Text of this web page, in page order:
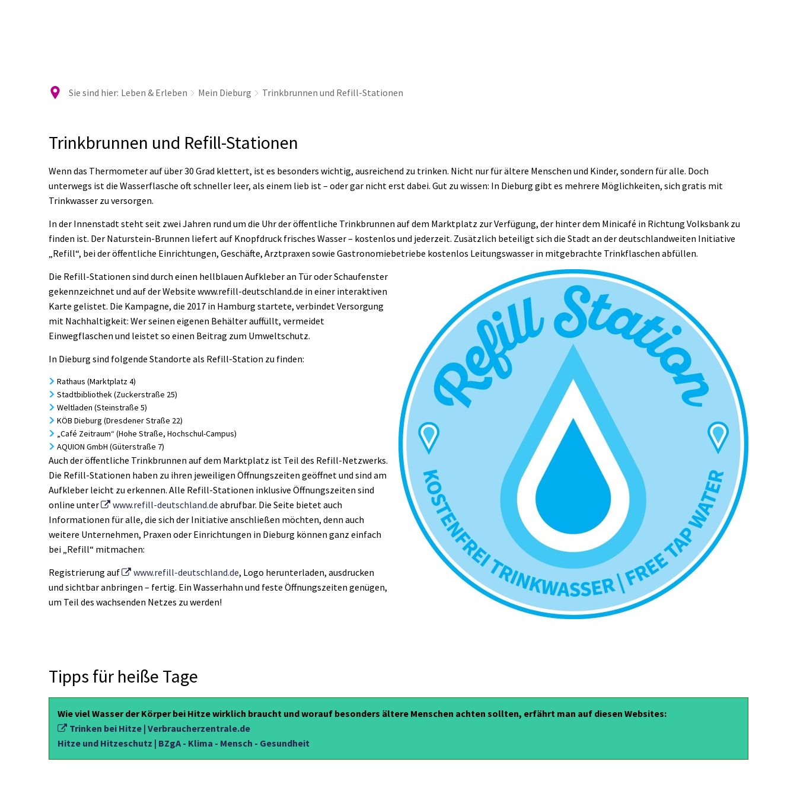
Sie sind hier: Leben & Erleben Mein Dieburg Trinkbrunnen und Refill-Stationen
Trinkbrunnen
Stationen
Trinkbrunnen und Refill-Stationen
Wenn das Thermometer auf über 30 Grad klettert, ist es besonders wichtig, ausreichend zu trinken. Nicht nur für ältere Menschen und Kinder, sondern für alle. Doch
unterwegs ist die Wasserflasche oft schneller leer, als einem lieb ist – oder gar nicht erst dabei. Gut zu wissen: In Dieburg gibt es mehrere Möglichkeiten, sich gratis mit
Trinkwasser zu versorgen.
In der Innenstadt steht seit zwei Jahren rund um die Uhr der öffentliche Trinkbrunnen auf dem Marktplatz zur Verfügung, der hinter dem Minicafé in Richtung Volksbank zu
finden ist. Der Naturstein-Brunnen liefert auf Knopfdruck frisches Wasser – kostenlos und jederzeit. Zusätzlich beteiligt sich die Stadt an der deutschlandweiten Initiative
„Refill“, bei der öffentliche Einrichtungen, Geschäfte, Arztpraxen sowie Gastronomiebetriebe kostenlos Leitungswasser in mitgebrachte Trinkflaschen abfüllen.
Die Refill-Stationen sind durch einen hellblauen Aufkleber an Tür oder Schaufenster
gekennzeichnet und auf der Website www.refill-deutschland.de in einer interaktiven
Karte gelistet. Die Kampagne, die 2017 in Hamburg startete, verbindet Versorgung
mit Nachhaltigkeit: Wer seinen eigenen Behälter auffüllt, vermeidet
Einwegflaschen und leistet so einen Beitrag zum Umweltschutz.
In Dieburg sind folgende Standorte als Refill-Station zu finden:
Rathaus (Marktplatz 4)
Stadtbibliothek (Zuckerstraße 25)
Weltladen (Steinstraße 5)
KÖB Dieburg (Dresdener Straße 22)
„Café Zeitraum“ (Hohe Straße, Hochschul-Campus)
AQUION GmbH (Güterstraße 7)
Auch der öffentliche Trinkbrunnen auf dem Marktplatz ist Teil des Refill-Netzwerks.
Die Refill-Stationen haben zu ihren jeweiligen Öffnungszeiten geöffnet und sind am
Aufkleber leicht zu erkennen. Alle Refill-Stationen inklusive Öffnungszeiten sind
online unter
www.refill-deutschland.de abrufbar. Die Seite bietet auch
Informationen für alle, die sich der Initiative anschließen möchten, denn auch
weitere Unternehmen, Praxen oder Einrichtungen in Dieburg können ganz einfach
bei „Refill“ mitmachen:
Registrierung auf
www.refill-deutschland.de, Logo herunterladen, ausdrucken
und sichtbar anbringen – fertig. Ein Wasserhahn und feste Öffnungszeiten genügen,
um Teil des wachsenden Netzes zu werden!
Tipps für heiße Tage
Wie viel Wasser der Körper bei Hitze wirklich braucht und worauf besonders ältere Menschen achten sollten, erfährt man auf diesen Websites:
Trinken bei Hitze | Verbraucherzentrale.de
Hitze und Hitzeschutz | BZgA - Klima - Mensch - Gesundheit